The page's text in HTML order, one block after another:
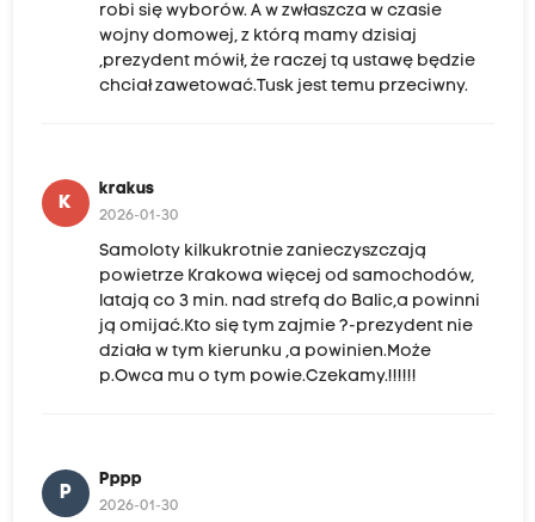
robi się wyborów. A w zwłaszcza w czasie
wojny domowej, z którą mamy dzisiaj
,prezydent mówił, że raczej tą ustawę będzie
chciał zawetować.Tusk jest temu przeciwny.
K
krakus
2026-01-30
Samoloty kilkukrotnie zanieczyszczają
powietrze Krakowa więcej od samochodów,
latają co 3 min. nad strefą do Balic,a powinni
ją omijać.Kto się tym zajmie ?-prezydent nie
działa w tym kierunku ,a powinien.Może
p.Owca mu o tym powie.Czekamy.!!!!!!
P
Pppp
2026-01-30